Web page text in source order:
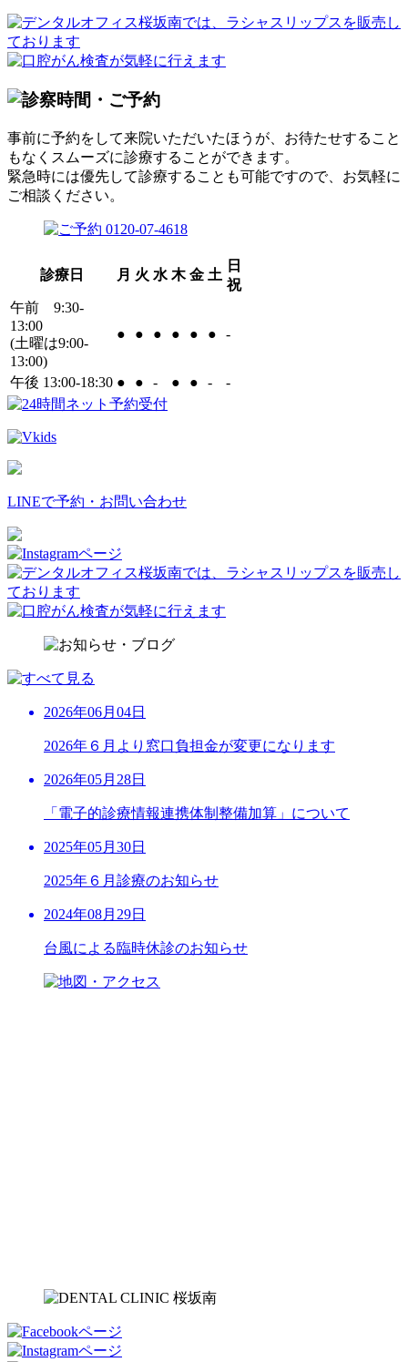
事前に予約をして来院いただいたほうが、お待たせすること
もなくスムーズに診療することができます。
緊急時には優先して診療することも可能ですので、お気軽に
ご相談ください。
診療日 月 火 水 木 金 土
日
祝
午前 9:30-
13:00
(土曜は9:00-
13:00)
● ● ● ● ● ● -
午後 13:00-18:30 ● ● - ● ● - -
LINEで予約・お問い合わせ
2026年06月04日
2026年６月より窓口負担金が変更になります
2026年05月28日
「電子的診療情報連携体制整備加算」について
2025年05月30日
2025年６月診療のお知らせ
2024年08月29日
台風による臨時休診のお知らせ